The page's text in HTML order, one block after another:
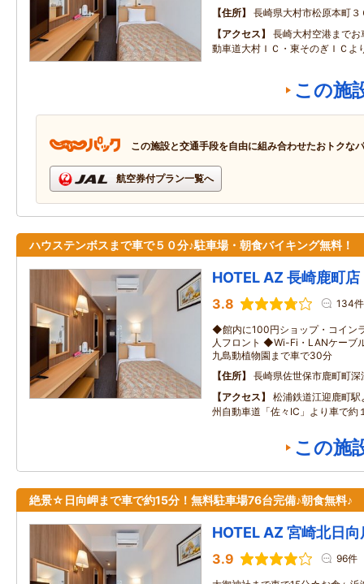
住所
長崎県大村市松原本町３
アクセス
長崎大村空港まで
動車道大村ＩＣ・東そのぎＩＣよ
この施
この施設と交通手段を自由に組み合わせたおトクな
航空券付プラン一覧へ
ハウステンボスまで車で５０分♪駐車場・朝食バイキング無料！
HOTEL AZ 長崎鹿町店
3.8 134件
◆館内に100円ショップ・コイン
人フロント ◆Wi-Fi・LANケーブ
九島動植物園まで車で30分
住所
長崎県佐世保市鹿町町深
アクセス
松浦鉄道江迎鹿町
州自動車道「佐々IC」より車で約
この施
絶景☆日向岬まで車で約15分！無料駐車場76台完備♪朝食無料♪
HOTEL AZ 宮崎北日向
3.9 96件